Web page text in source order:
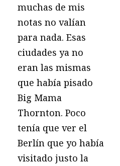
muchas de mis
notas no valían
para nada. Esas
ciudades ya no
eran las mismas
que había pisado
Big Mama
Thornton. Poco
tenía que ver el
Berlín que yo había
visitado justo la